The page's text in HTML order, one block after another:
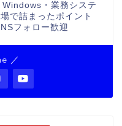
・業務システ
で詰まったポイント
フォロー歓迎
／